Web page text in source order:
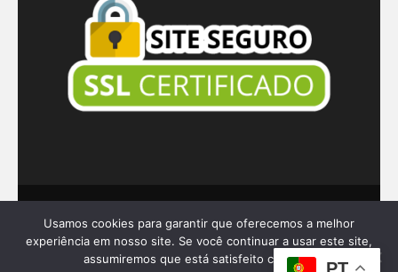
© 2026 Dar a Mão
Benevolent | Developed ByRara Themes. Powered
byWordPress.
Usamos cookies para garantir que oferecemos a melhor
experiência em nosso site. Se você continuar a usar este site,
assumiremos que está satisfeito com ele.